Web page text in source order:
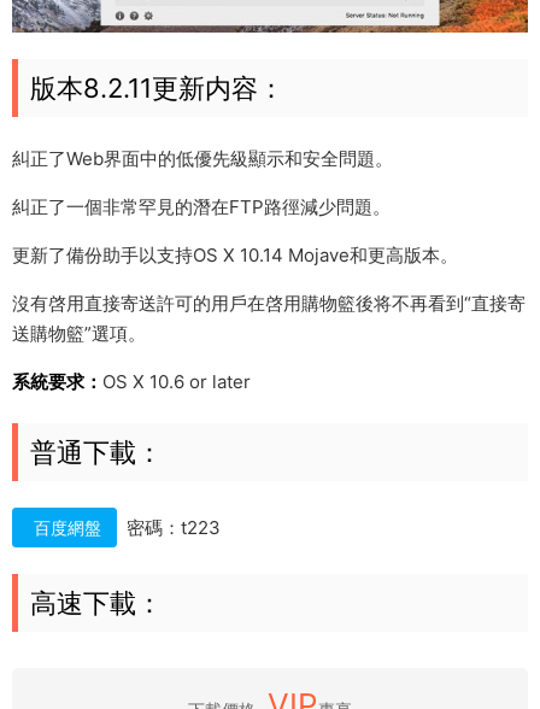
版本8.2.11更新内容：
糾正了Web界面中的低優先級顯示和安全問題。
糾正了一個非常罕見的潛在FTP路徑減少問題。
更新了備份助手以支持OS X 10.14 Mojave和更高版本。
沒有啓用直接寄送許可的用戶在啓用購物籃後将不再看到“直接寄
送購物籃”選項。
系統要求： OS X 10.6 or later
普通下載：
百度網盤 密碼：t223
高速下載：